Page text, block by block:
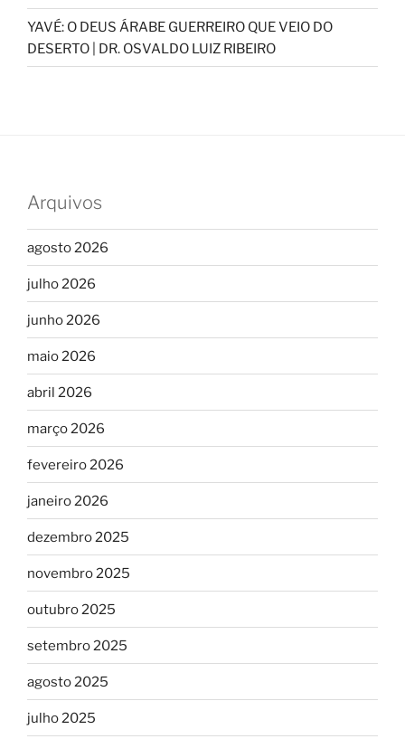
YAVÉ: O DEUS ÁRABE GUERREIRO QUE VEIO DO
DESERTO | DR. OSVALDO LUIZ RIBEIRO
Arquivos
agosto 2026
julho 2026
junho 2026
maio 2026
abril 2026
março 2026
fevereiro 2026
janeiro 2026
dezembro 2025
novembro 2025
outubro 2025
setembro 2025
agosto 2025
julho 2025